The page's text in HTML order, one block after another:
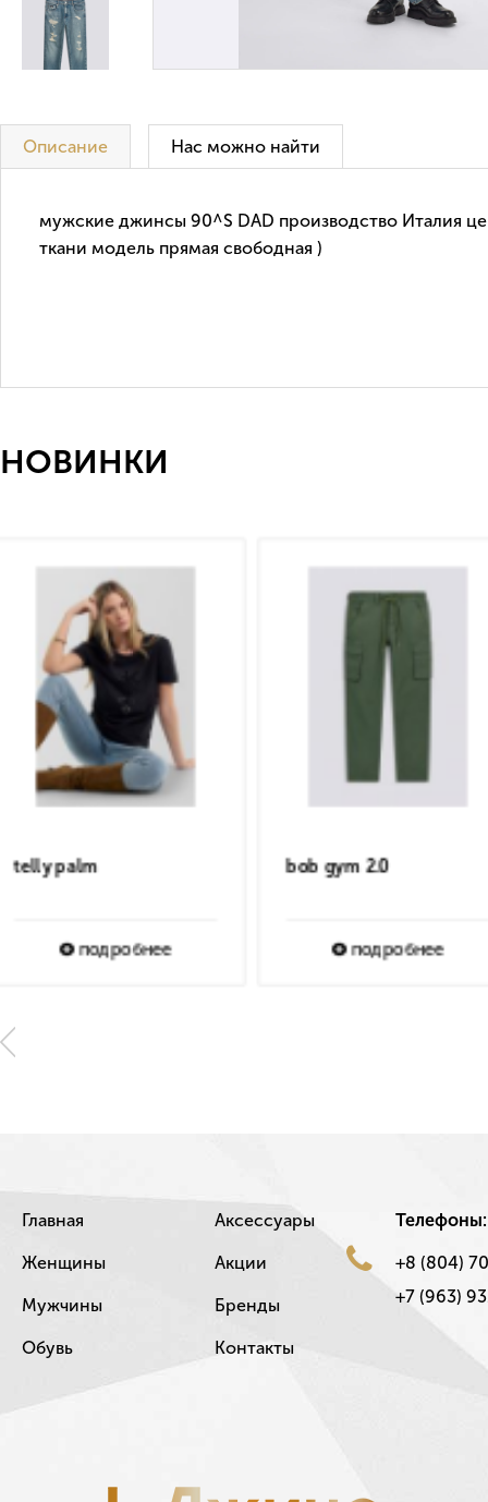
Описание Нас можно найти
мужские джинсы 90^S DAD производство Италия
ткани модель прямая свободная )
НОВИНКИ
duke chino short
подробнее
IRIN COLORFULL
подробнее
Главная
Женщины
Мужчины
Обувь
Аксессуары
Акции
Бренды
Контакты
Телефоны:
+8 (804)
+7 (963)